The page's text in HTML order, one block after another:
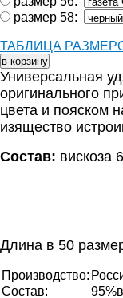
размер 58:
ТАБЛИЦА
Универсальная
оригинального
цвета и пояском
изящество
Состав: вискоза
Длина в 50
Производство:
Состав: